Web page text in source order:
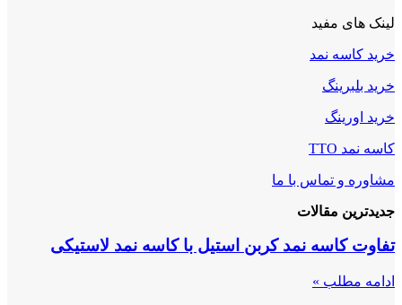
لینک های مفید
خرید کاسه نمد
خرید بلبرینگ
خرید اورینگ
کاسه نمد TTO
مشاوره و تماس با ما
جدیدترین مقالات
تفاوت کاسه نمد کربن استیل با کاسه نمد لاستیکی
ادامه مطلب »